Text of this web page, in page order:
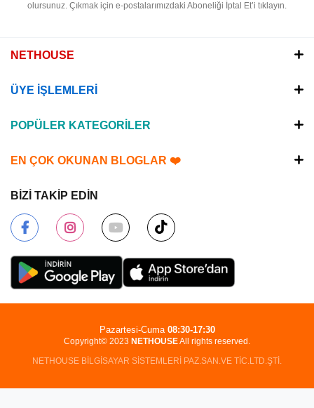
olursunuz. Çıkmak için e-postalarımızdaki Aboneliği İptal Et’i tıklayın.
NETHOUSE
ÜYE İŞLEMLERİ
POPÜLER KATEGORİLER
EN ÇOK OKUNAN BLOGLAR ❤️
BİZİ TAKİP EDİN
Copyright© 2023 NETHOUSEAll rights reserved.
NETHOUSE BİLGİSAYAR SİSTEMLERİ PAZ.SAN.VE TİC.LTD.ŞTİ.
Pazartesi-Cuma 08:30-17:30